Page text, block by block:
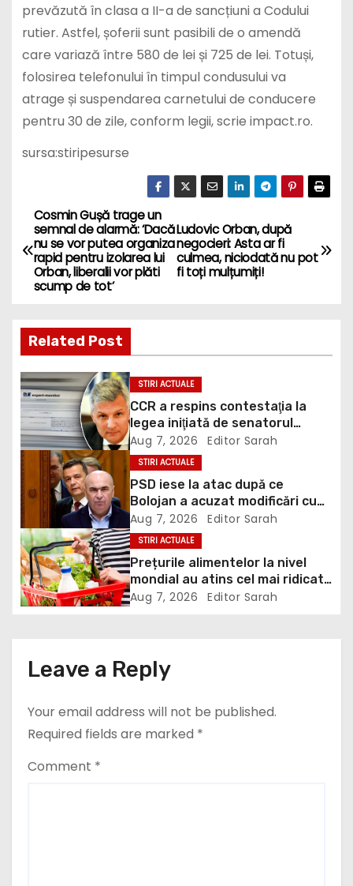
prevăzută în clasa a II-a de sancțiuni a Codului
rutier. Astfel, șoferii sunt pasibili de o amendă
care variază între 580 de lei și 725 de lei. Totuși,
folosirea telefonului în timpul condusului va
atrage și suspendarea carnetului de conducere
pentru 30 de zile, conform legii, scrie impact.ro.
sursa:stiripesurse
P
o
s
t
n
a
v
i
g
a
t
i
n
Ludovic Orban, după
negocieri: Asta ar fi
culmea, niciodată nu pot
fi toți mulțumiți!
Cosmin Gușă trage un
semnal de alarmă: ‘Dacă
nu se vor putea organiza
rapid pentru izolarea lui
Orban, liberalii vor plăti
scump de tot’
Related Post
STIRI ACTUALE
CCR a respins contestaţia la
legea iniţiată de senatorul
Zamfir de la PSD, care permite
reluarea construcţiei
hidrocentralelor din zonele
protejate
Aug 7, 2026 Editor Sarah
STIRI ACTUALE
PSD iese la atac după ce
Bolojan a acuzat modificări cu
țintă politică la Legea ANI: O
minciună grosolană prin care
încearcă să acopere culpa PNL-
USR
Aug 7, 2026 Editor Sarah
STIRI ACTUALE
Prețurile alimentelor la nivel
mondial au atins cel mai ridicat
nivel din ultimii peste trei ani. În
războiul din Ucraina va perturba
din nou exporturile prin Marea
Aug 7, 2026 Editor Sarah
Leave a Reply
Your email address will not be published.
Required fields are marked *
Comment *